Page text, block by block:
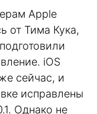
Apple
от Тима Кука,
iOS
сейчас, и
исправлены
Однако не